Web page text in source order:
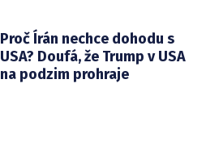
Proč Írán nechce dohodu s
USA? Doufá, že Trump v USA
na podzim prohraje